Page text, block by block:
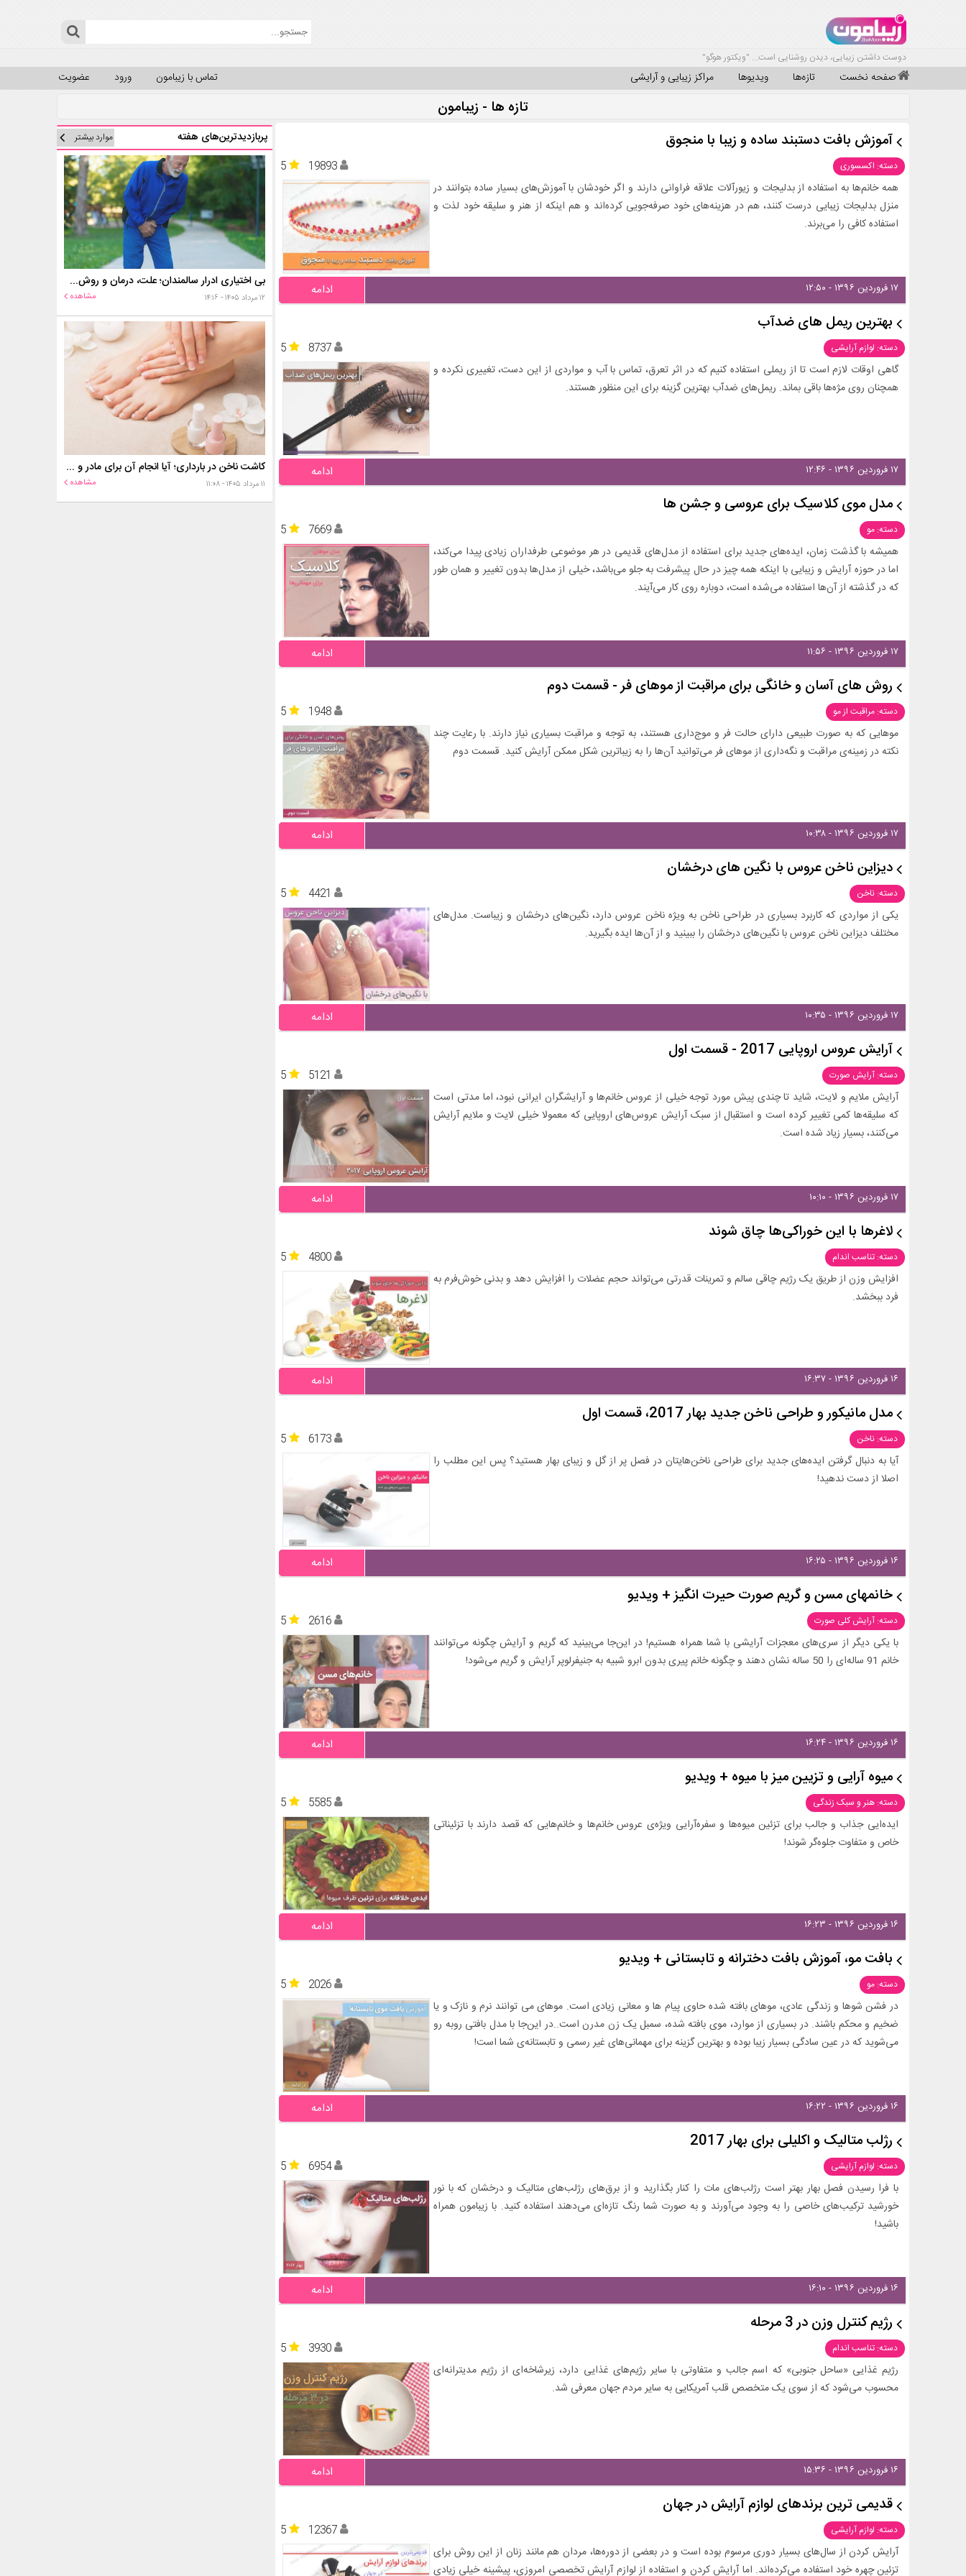
دوست داشتن زیبایی، دیدن روشنایی است... "ویکتور هوگو"
صفحه نخست تازه‌ها ویدیوها مراکز زیبایی و آرایشی عضویت ورود تماس با زیبامون
تازه ها - زیبامون
آموزش بافت دستبند ساده و زیبا با منجوق
دسته: اکسسوری 5
19893
همه خانم‌ها به استفاده از بدلیجات و زیورآلات علاقه فراوانی دارند و اگر خودشان با آموزش‌های بسیار ساده بتوانند در
منزل بدلیجات زیبایی درست کنند، هم در هزینه‌های خود صرفه‌جویی کرده‌اند و هم اینکه از هنر و سلیقه خود لذت و
استفاده کافی را می‌برند.
۱۷ فروردین ۱۳۹۶ - ۱۲:۵۰ ادامه
بهترین ریمل های ضدآب
دسته: لوازم آرایشی 5
8737
گاهی اوقات لازم است تا از ریملی استفاده کنیم که در اثر تعرق، تماس با آب و مواردی از این دست، تغییری نکرده و
همچنان روی مژه‌ها باقی بماند. ریمل‌های ضدآب بهترین گزینه برای این منظور هستند.
۱۷ فروردین ۱۳۹۶ - ۱۲:۴۶ ادامه
مدل موی کلاسیک برای عروسی و جشن ها
دسته: مو 5
7669
همیشه با گذشت زمان، ایده‌های جدید برای استفاده از مدل‌های قدیمی در هر موضوعی طرفداران زیادی پیدا می‌کند،
اما در حوزه آرایش و زیبایی با اینکه همه چیز در حال پیشرفت به جلو می‌باشد، خیلی از مدل‌ها بدون تغییر و همان طور
که در گذشته از آن‌ها استفاده می‌شده است، دوباره روی کار می‌آیند.
۱۷ فروردین ۱۳۹۶ - ۱۱:۵۶ ادامه
روش های آسان و خانگی برای مراقبت از موهای فر - قسمت دوم
دسته: مراقبت از مو 5
1948
موهایی که به صورت طبیعی دارای حالت فر و موج‌داری هستند، به توجه و مراقبت بسیاری نیاز دارند. با رعایت چند
نکته در زمینه‌ی مراقبت و نگه‌داری از موهای فر می‌توانید آن‌ها را به زیباترین شکل ممکن آرایش کنید. قسمت دوم
۱۷ فروردین ۱۳۹۶ - ۱۰:۳۸ ادامه
دیزاین ناخن عروس با نگین های درخشان
دسته: ناخن 5
4421
یکی از مواردی که کاربرد بسیاری در طراحی ناخن به ویژه ناخن عروس دارد، نگین‌های درخشان و زیباست. مدل‌های
مختلف دیزاین ناخن عروس با نگین‌های درخشان را ببینید و از آن‌ها ایده بگیرید.
۱۷ فروردین ۱۳۹۶ - ۱۰:۳۵ ادامه
آرایش عروس اروپایی 2017 - قسمت اول
دسته: آرایش صورت 5
5121
آرایش ملایم و لایت، شاید تا چندی پیش مورد توجه خیلی از عروس خانم‌ها و آرایشگران ایرانی نبود، اما مدتی است
که سلیقه‌ها کمی تغییر کرده است و استقبال از سبک آرایش عروس‌های اروپایی که معمولا خیلی لایت و ملایم آرایش
می‌کنند، بسیار زیاد شده است.
۱۷ فروردین ۱۳۹۶ - ۱۰:۱۰ ادامه
لاغرها با این خوراکی‌ها چاق شوند
دسته: تناسب اندام 5
4800
افزایش وزن از طریق یک رژیم چاقی سالم و تمرینات قدرتی می‌تواند حجم عضلات‌ را افزایش دهد و بدنی خوش‌فرم به
فرد ببخشد.
۱۶ فروردین ۱۳۹۶ - ۱۶:۳۷ ادامه
مدل مانیکور و طراحی ناخن جدید بهار 2017، قسمت اول
دسته: ناخن 5
6173
آیا به دنبال گرفتن ایده‌های جدید برای طراحی ناخن‌هایتان در فصل پر از گل و زیبای بهار هستید؟ پس این مطلب را
اصلا از دست ندهید!
۱۶ فروردین ۱۳۹۶ - ۱۶:۲۵ ادامه
خانمهای مسن و گریم صورت حیرت انگیز + ویدیو
دسته: آرایش کلی صورت 5
2616
با یکی دیگر از سری‌های معجزات آرایشی با شما همراه هستیم! در این‌جا می‌بینید که گریم و آرایش چگونه می‌توانند
خانم 91 ساله‌ای را 50 ساله نشان دهند و چگونه خانم پیری بدون ابرو شبیه به جنیفرلوپر آرایش و گریم می‌شود!
۱۶ فروردین ۱۳۹۶ - ۱۶:۲۴ ادامه
میوه آرایی و تزیین میز با میوه + ویدیو
دسته: هنر و سبک زندگی 5
5585
ایده‌ایی جذاب و جالب برای تزئین میوه‌ها و سفره‌آرایی ویژه‌ی عروس خانم‌ها و خانم‌هایی که قصد دارند با تزئیناتی
خاص و متفاوت جلوه‌گر شوند!
۱۶ فروردین ۱۳۹۶ - ۱۶:۲۳ ادامه
بافت مو، آموزش بافت دخترانه و تابستانی + ویدیو
دسته: مو 5
2026
در فشن شوها و زندگی عادی، موهای بافته شده حاوی پیام ها و معانی زیادی است. موهای می توانند نرم و نازک و یا
ضخیم و محکم باشند. در بسیاری از موارد، موی بافته شده، سمبل یک زن مدرن است..در این‌جا با مدل بافتی روبه رو
می‌شوید که در عین سادگی بسیار زیبا بوده و بهترین گزینه برای مهمانی‌های غیر رسمی و تابستانه‌ی شما است!
۱۶ فروردین ۱۳۹۶ - ۱۶:۲۲ ادامه
رژلب متالیک و اکلیلی برای بهار 2017
دسته: لوازم آرایشی 5
6954
با فرا رسیدن فصل بهار بهتر است رژلب‌های مات را کنار بگذارید و از برق‌های رژلب‌های متالیک و درخشان که با نور
خورشید ترکیب‌های خاصی را به وجود می‌آورند و به صورت شما رنگ تازه‌ای می‌دهند استفاده کنید. با زیبامون همراه
باشید!
۱۶ فروردین ۱۳۹۶ - ۱۶:۱۰ ادامه
رژیم کنترل وزن در 3 مرحله
دسته: تناسب اندام 5
3930
رژیم غذایی «ساحل جنوبی» که اسم جالب و متفاوتی با سایر رژیم‌های غذایی دارد، زیرشاخه‌ای از رژیم مدیترانه‌ای
محسوب می‌شود که از سوی یک متخصص قلب آمریکایی به سایر مردم جهان معرفی شد.
۱۶ فروردین ۱۳۹۶ - ۱۵:۳۶ ادامه
قدیمی ترین برندهای لوازم آرایش در جهان
دسته: لوازم آرایشی 5
12367
آرایش کردن از سال‌های بسیار دوری مرسوم بوده است و در بعضی از دوره‌ها، مردان هم مانند زنان از این روش برای
تزئین چهره خود استفاده می‌کرده‌اند. اما آرایش کردن و استفاده از لوازم آرایش تخصصی امروزی، پیشینه خیلی زیادی
پربازدیدترین‌های هفته موارد بیشتر
بی اختیاری ادرار سالمندان؛ علت، درمان و روش‌های کنترل در منزل
۱۲ مرداد ۱۴۰۵ - ۱۴:۱۶ مشاهده
کاشت ناخن در بارداری؛ آیا انجام آن برای مادر و جنین خطر دارد؟
۱۱ مرداد ۱۴۰۵ - ۱۱:۰۸ مشاهده